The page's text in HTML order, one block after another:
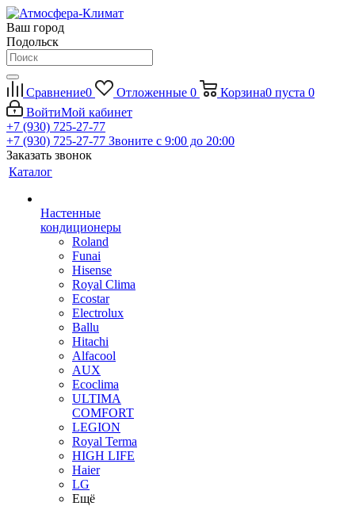
Ваш город
Подольск
Сравнение0 Отложенные 0 Корзина0 пуста 0
ВойтиМой кабинет
+7 (930) 725-27-77
+7 (930) 725-27-77 Звоните с 9:00 до 20:00
Заказать звонок
Каталог
Настенные
кондиционеры
Roland
Funai
Hisense
Royal Clima
Ecostar
Electrolux
Ballu
Hitachi
Alfacool
AUX
Ecoclima
ULTIMA
COMFORT
LEGION
Royal Terma
HIGH LIFE
Haier
LG
Ещё